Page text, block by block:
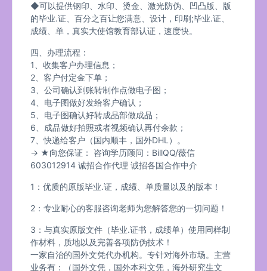
◆可以提供钢印、水印、烫金、激光防伪、凹凸版、版
的毕业.证、百分之百让您满意、设计，印刷;毕业.证、
成绩、单，真实大使馆教育部认证，速度快。
四、办理流程：
1、收集客户办理信息；
2、客户付定金下单；
3、公司确认到账转制作点做电子图；
4、电子图做好发给客户确认；
5、电子图确认好转成品部做成品；
6、成品做好拍照或者视频确认再付余款；
7、快递给客户（国内顺丰，国外DHL）。
→ ★向您保证： 咨询学历顾问：BillQQ/薇信
603012914 诚招合作代理 诚招各国合作中介
1：优质的原版毕业.证，成绩、单质量以及的版本！
2：专业耐心的客服咨询老师为您解答您的一切问题！
3：与真实原版文件（毕业.证书，成绩单）使用同样制
作材料，质地以及完善各项防伪技术！
一家自治的国外文凭代办机构。专针对海外市场。主营
业务有：（国外文凭，国外本科文凭，海外研究生文